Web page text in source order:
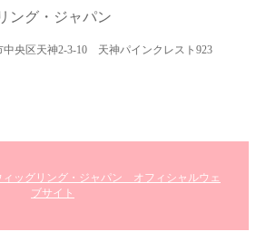
ング・ジャパン
央区天神2-3-10 天神パインクレスト923
ィッグリング・ジャパン オフィシャルウェ
ブサイト